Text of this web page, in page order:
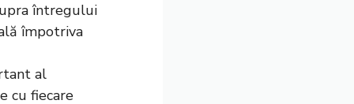
întregului
împotriva
al
cu fiecare